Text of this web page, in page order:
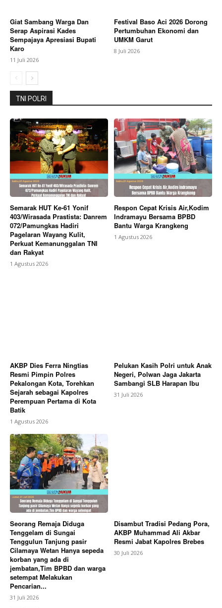
Giat Sambang Warga Dan
Serap Aspirasi Kades
Sempajaya Apresiasi Bupati
Karo
11 Juli 2026
Festival Baso Aci 2026 Dorong
Pertumbuhan Ekonomi dan
UMKM Garut
8 Juli 2026
TNI POLRI
Semarak HUT Ke-61 Yonif
403/Wirasada Prastista: Danrem
072/Pamungkas Hadiri
Pagelaran Wayang Kulit,
Perkuat Kemanunggalan TNI
dan Rakyat
1 Agustus 2026
Respon Cepat Krisis Air,Kodim
Indramayu Bersama BPBD
Bantu Warga Krangkeng
1 Agustus 2026
AKBP Dies Ferra Ningtias
Resmi Pimpin Polres
Pekalongan Kota, Torehkan
Sejarah sebagai Kapolres
Perempuan Pertama di Kota
Batik
1 Agustus 2026
Pelukan Kasih Polri untuk Anak
Negeri, Polwan Jaga Jakarta
Sambangi SLB Harapan Ibu
31 Juli 2026
Seorang Remaja Diduga
Tenggelam di Sungai
Tenggulun Tanjung pasir
Cilamaya Wetan Hanya sepeda
korban yang ada di
jembatan,Tim BPBD dan warga
setempat Melakukan
Pencarian...
31 Juli 2026
Disambut Tradisi Pedang Pora,
AKBP Muhammad Ali Akbar
Resmi Jabat Kapolres Brebes
30 Juli 2026